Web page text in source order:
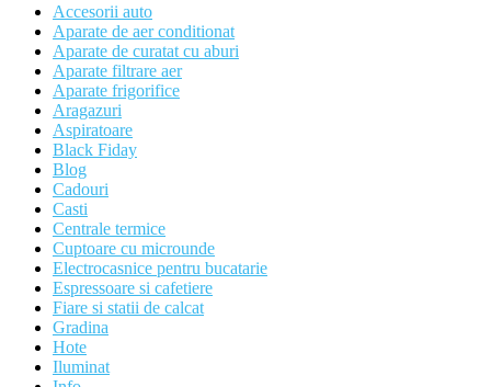
Accesorii auto
Aparate de aer conditionat
Aparate de curatat cu aburi
Aparate filtrare aer
Aparate frigorifice
Aragazuri
Aspiratoare
Black Fiday
Blog
Cadouri
Casti
Centrale termice
Cuptoare cu microunde
Electrocasnice pentru bucatarie
Espressoare si cafetiere
Fiare si statii de calcat
Gradina
Hote
Iluminat